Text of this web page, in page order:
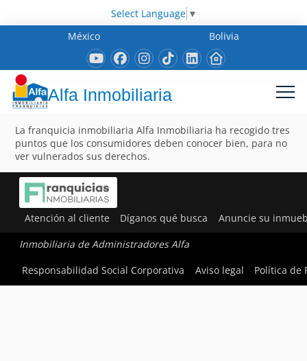
Select Language ▼
México
Bolivia
Alfa Inmobiliaria
La franquicia inmobiliaria Alfa Inmobiliaria ha recogido tres
puntos que los consumidores deben conocer bien, para no
ver vulnerados sus derechos.
Atención al cliente Díganos qué busca Anuncie su
Inmobiliaria de Administradores Alfa
Responsabilidad Social Corporativa
Aviso legal Política de